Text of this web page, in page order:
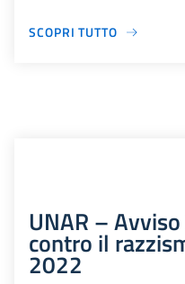
SCOPRI TUTTO
UNAR –
contro il
2022